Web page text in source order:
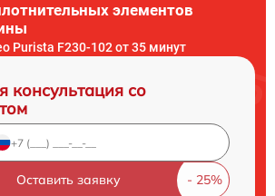
элементов
Purista F230-102 от 35 минут
консультация со
Оставить заявку